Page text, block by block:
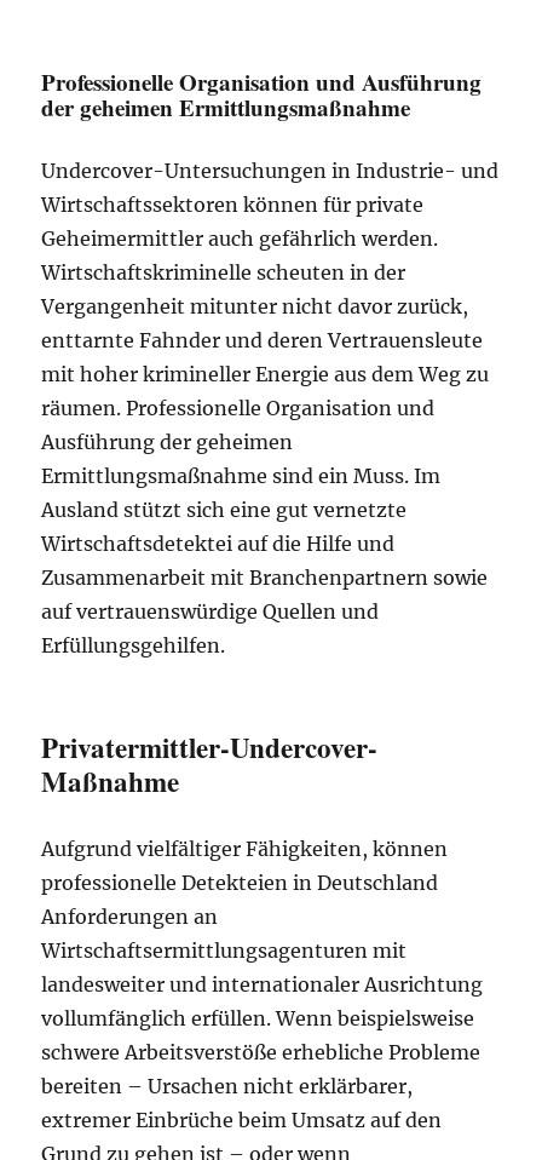
Professionelle Organisation und Ausführung
der geheimen Ermittlungsmaßnahme
Undercover-Untersuchungen in Industrie- und
Wirtschaftssektoren können für private
Geheimermittler auch gefährlich werden.
Wirtschaftskriminelle scheuten in der
Vergangenheit mitunter nicht davor zurück,
enttarnte Fahnder und deren Vertrauensleute
mit hoher krimineller Energie aus dem Weg zu
räumen. Professionelle Organisation und
Ausführung der geheimen
Ermittlungsmaßnahme sind ein Muss. Im
Ausland stützt sich eine gut vernetzte
Wirtschaftsdetektei auf die Hilfe und
Zusammenarbeit mit Branchenpartnern sowie
auf vertrauenswürdige Quellen und
Erfüllungsgehilfen.
Privatermittler-Undercover-
Maßnahme
Aufgrund vielfältiger Fähigkeiten, können
professionelle Detekteien in Deutschland
Anforderungen an
Wirtschaftsermittlungsagenturen mit
landesweiter und internationaler Ausrichtung
vollumfänglich erfüllen. Wenn beispielsweise
schwere Arbeitsverstöße erhebliche Probleme
bereiten – Ursachen nicht erklärbarer,
extremer Einbrüche beim Umsatz auf den
Grund zu gehen ist – oder wenn